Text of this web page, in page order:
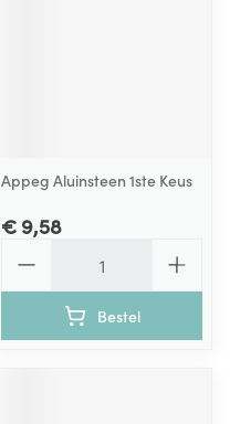
Appeg Aluinsteen 1ste Keus
€ 9,58
Bestel